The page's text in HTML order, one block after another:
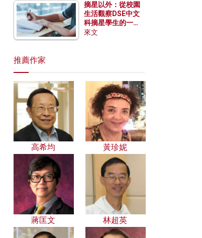
摘星以外：從校園
生活觀察DSE中文
科摘星學生的一點
特質
來文
推薦作家
高希均 黃珍妮
蔣匡文 林超英